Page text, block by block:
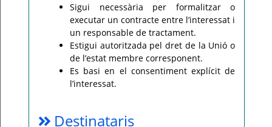
Sigui necessària per formalitzar o
executar un contracte entre l’interessat i
un responsable de tractament.
Estigui autoritzada pel dret de la Unió o
de l’estat membre corresponent.
Es basi en el consentiment explícit de
l’interessat.
Destinataris